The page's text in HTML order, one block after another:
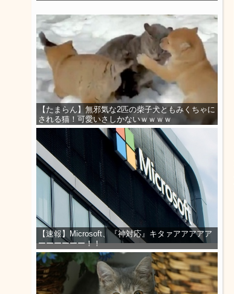
【たまらん】無邪気な2匹の柴子犬ともみくちゃに
される猫！可愛いさしかないｗｗｗｗ
【速報】Microsoft、『神対応』キタァアアアアア
ーーーーーー！！